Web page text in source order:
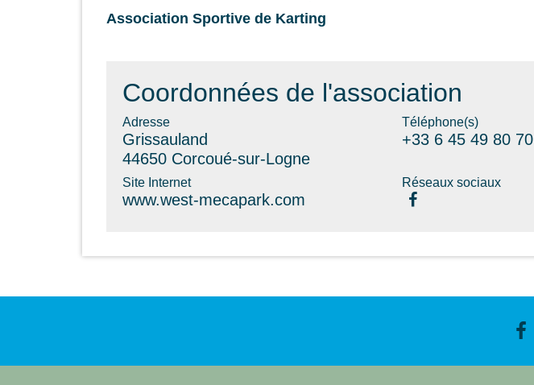
Association Sportive de Karting
Coordonnées de l'association
Adresse
Grissauland
44650 Corcoué-sur-Logne
Téléphone(s)
+33 6 45 49 80 70
Site Internet
www.west-mecapark.com
Réseaux sociaux